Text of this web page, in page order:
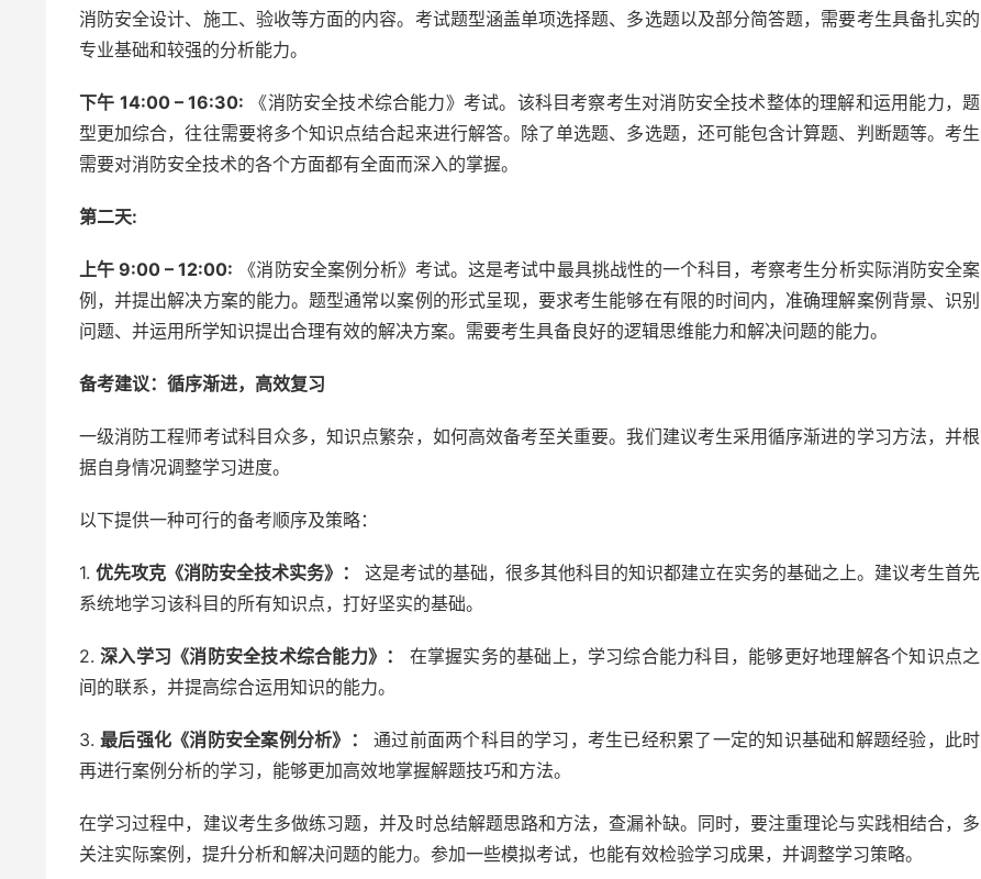
消防安全设计、施工、验收等方面的内容。考试题型涵盖单项选择题、多选题以及部分简答题，需要考生具备扎实的
专业基础和较强的分析能力。
下午 14:00 – 16:30: 《消防安全技术综合能力》考试。该科目考察考生对消防安全技术整体的理解和运用能力，题
型更加综合，往往需要将多个知识点结合起来进行解答。除了单选题、多选题，还可能包含计算题、判断题等。考生
需要对消防安全技术的各个方面都有全面而深入的掌握。
第二天:
上午 9:00 – 12:00: 《消防安全案例分析》考试。这是考试中最具挑战性的一个科目，考察考生分析实际消防安全案
例，并提出解决方案的能力。题型通常以案例的形式呈现，要求考生能够在有限的时间内，准确理解案例背景、识别
问题、并运用所学知识提出合理有效的解决方案。需要考生具备良好的逻辑思维能力和解决问题的能力。
备考建议：循序渐进，高效复习
一级消防工程师考试科目众多，知识点繁杂，如何高效备考至关重要。我们建议考生采用循序渐进的学习方法，并根
据自身情况调整学习进度。
以下提供一种可行的备考顺序及策略：
1. 优先攻克《消防安全技术实务》：
这是考试的基础，很多其他科目的知识都建立在实务的基础之上。建议考生首先
系统地学习该科目的所有知识点，打好坚实的基础。
2.深入学习《消防安全技术综合能力》：
在掌握实务的基础上，学习综合能力科目，能够更好地理解各个知识点之
间的联系，并提高综合运用知识的能力。
3.最后强化《消防安全案例分析》：
通过前面两个科目的学习，考生已经积累了一定的知识基础和解题经验，此时
再进行案例分析的学习，能够更加高效地掌握解题技巧和方法。
在学习过程中，建议考生多做练习题，并及时总结解题思路和方法，查漏补缺。同时，要注重理论与实践相结合，多
关注实际案例，提升分析和解决问题的能力。参加一些模拟考试，也能有效检验学习成果，并调整学习策略。